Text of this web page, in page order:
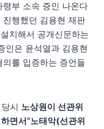
부 소속 증인 나온다
행했던 김용현 재판
치해서 공개신문하는
인은 윤석열과 김용현
를 입증하는 증언들
시 노상원이 선관위
면서“노태악(선관위